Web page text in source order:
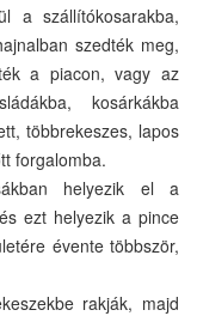
a szállítókosarakba,
szedték meg,
a piacon, vagy az
kosárkákba
többrekeszes, lapos
forgalomba.
helyezik el a
ezt helyezik a pince
évente többször,
rakják, majd